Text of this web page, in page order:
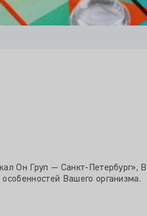
Он Груп — Санкт-Петербург»,
Вашего организма.